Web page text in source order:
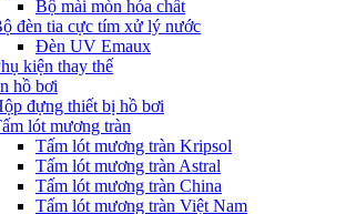
Bộ mài mòn hóa chất
đèn tia cực tím xử lý nước
Đèn UV Emaux
kiện thay thế
hồ bơi
đựng thiết bị hồ bơi
lót mương tràn
Tấm lót mương tràn Kripsol
Tấm lót mương tràn Astral
Tấm lót mương tràn China
Tấm lót mương tràn Việt Nam